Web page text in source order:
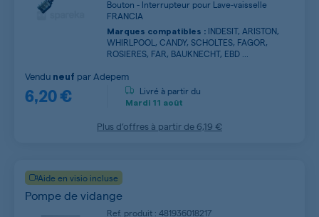
Bouton - Interrupteur pour Lave-vaisselle
FRANCIA
Marques compatibles : INDESIT, ARISTON,
WHIRLPOOL, CANDY, SCHOLTES, FAGOR,
ROSIERES, FAR, BAUKNECHT, EBD ...
6,20 €
Vendu neuf par Adepem
Livré à partir du
Mardi 11 août
Plus d’offres à partir de 6,19 €
Aide en visio incluse
Pompe de vidange
Ref. produit : 481936018217